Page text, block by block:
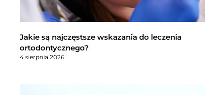
Jakie są najczęstsze wskazania do leczenia
ortodontycznego?
4 sierpnia 2026